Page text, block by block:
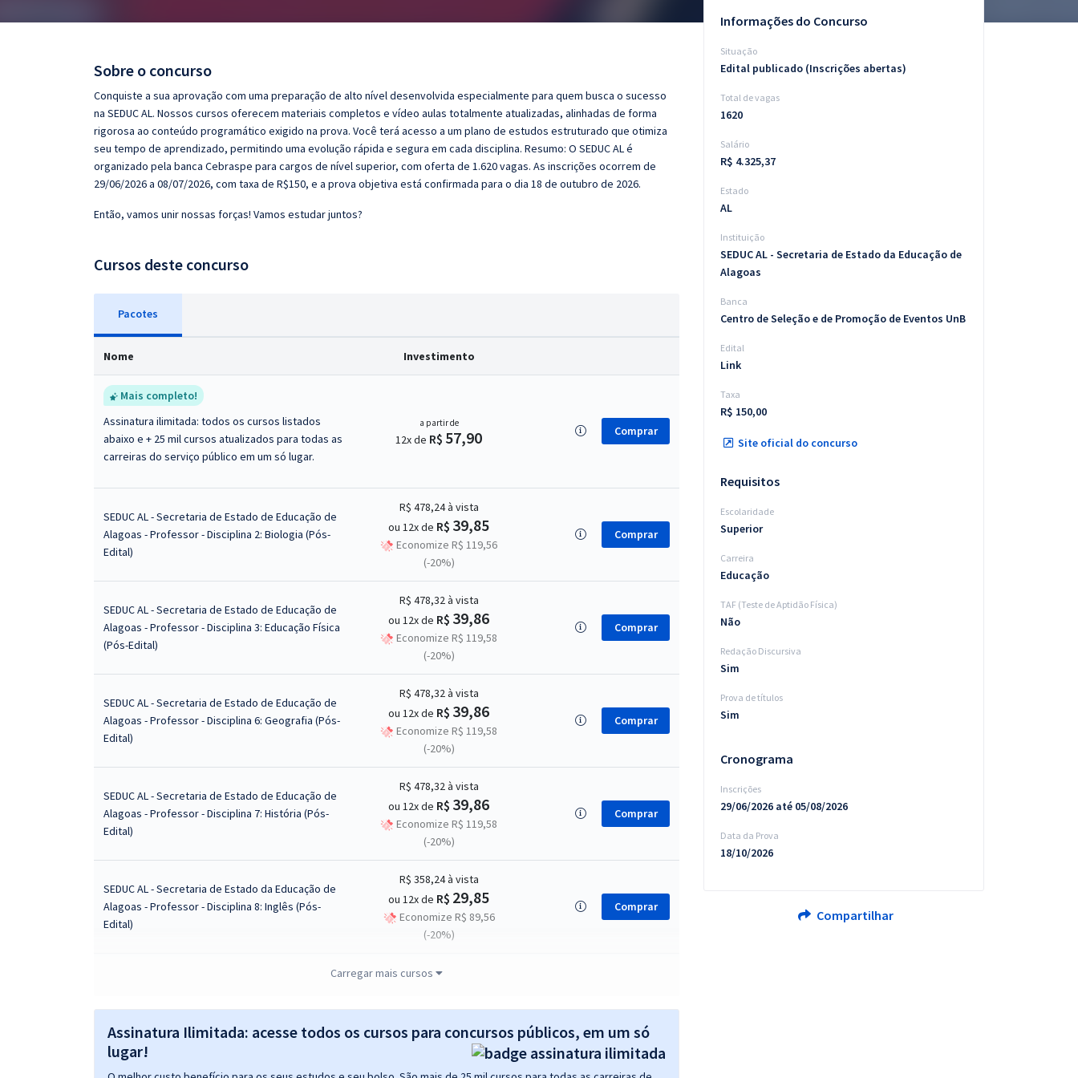
Questões grátis
Sobre o concurso
Conquiste a sua aprovação com uma preparação de alto nível desenvolvida especialmente para quem busca o sucesso
na SEDUC AL. Nossos cursos oferecem materiais completos e vídeo aulas totalmente atualizadas, alinhadas de forma
rigorosa ao conteúdo programático exigido na prova. Você terá acesso a um plano de estudos estruturado que otimiza
seu tempo de aprendizado, permitindo uma evolução rápida e segura em cada disciplina. Resumo: O SEDUC AL é
organizado pela banca Cebraspe para cargos de nível superior, com oferta de 1.620 vagas. As inscrições ocorrem de
29/06/2026 a 08/07/2026, com taxa de R$150, e a prova objetiva está confirmada para o dia 18 de outubro de 2026.
Então, vamos unir nossas forças! Vamos estudar juntos?
Cursos deste concurso
Pacotes
Nome Investimento
Mais completo!
Assinatura ilimitada: todos os cursos listados
abaixo e + 25 mil cursos atualizados para todas as
carreiras do serviço público em um só lugar.
a partir de
12x de R$ 57,90 Comprar
SEDUC AL - Secretaria de Estado de Educação de
Alagoas - Professor - Disciplina 2: Biologia (Pós-
Edital)
R$ 478,24à vista
ou 12x de R$ 39,85
Economize R$ 119,56
(-20%)
Comprar
SEDUC AL - Secretaria de Estado de Educação de
Alagoas - Professor - Disciplina 3: Educação Física
(Pós-Edital)
R$ 478,32à vista
ou 12x de R$ 39,86
Economize R$ 119,58
(-20%)
Comprar
SEDUC AL - Secretaria de Estado de Educação de
Alagoas - Professor - Disciplina 6: Geografia (Pós-
Edital)
R$ 478,32à vista
ou 12x de R$ 39,86
Economize R$ 119,58
(-20%)
Comprar
SEDUC AL - Secretaria de Estado de Educação de
Alagoas - Professor - Disciplina 7: História (Pós-
Edital)
R$ 478,32à vista
ou 12x de R$ 39,86
Economize R$ 119,58
(-20%)
Comprar
SEDUC AL - Secretaria de Estado da Educação de
Alagoas - Professor - Disciplina 8: Inglês (Pós-
Edital)
R$ 358,24à vista
ou 12x de R$ 29,85
Economize R$ 89,56
(-20%)
Comprar
SEDUC AL - Secretaria de Estado de Educação de
R$ 478,24
Economize R$ 119,56
(-20%)
SEDUC AL - Secretaria de Estado de Educação de
Carregar mais cursos
Assinatura Ilimitada: acesse todos os cursos para concursos públicos, em um só
lugar!
Informações do Concurso
Situação
Edital publicado (Inscrições abertas)
Total de vagas
1620
Salário
R$ 4.325,37
Estado
AL
Instituição
SEDUC AL - Secretaria de Estado da Educação de
Alagoas
Banca
Centro de Seleção e de Promoção de Eventos UnB
Edital
Link
Taxa
R$ 150,00
Site oficial do concurso
Requisitos
Escolaridade
Superior
Carreira
Educação
TAF (Teste de Aptidão Física)
Não
Redação Discursiva
Sim
Prova de títulos
Sim
Cronograma
Inscrições
29/06/2026 até 05/08/2026
Data da Prova
18/10/2026
Compartilhar